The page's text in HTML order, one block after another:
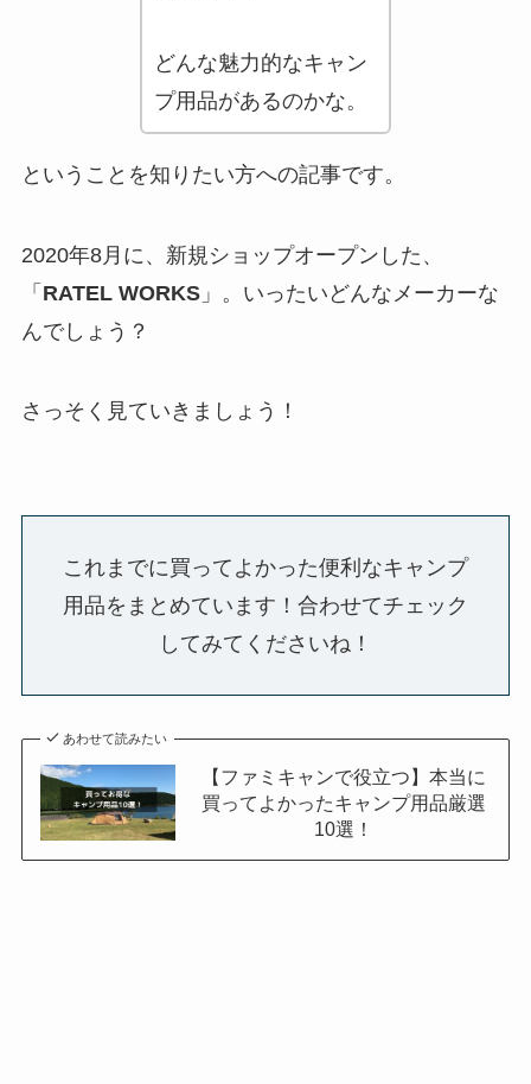
どんな魅力的なキャン
プ用品があるのかな。
ということを知りたい方への記事です。
2020年8月に、新規ショップオープンした、
「 RATEL WORKS」。いったいどんなメーカーな
んでしょう？
さっそく見ていきましょう！
これまでに買ってよかった便利なキャンプ
用品をまとめています！合わせてチェック
してみてくださいね！
あわせて読みたい
【ファミキャンで役立つ】本当に
買ってよかったキャンプ用品厳選
10選！